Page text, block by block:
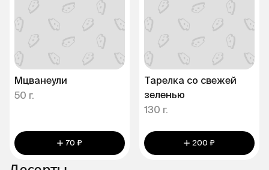
Мцванеули
50 г.
70 ₽
Тарелка со свежей
зеленью
130 г.
200 ₽